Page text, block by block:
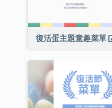
復活蛋主題童趣菜單